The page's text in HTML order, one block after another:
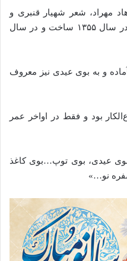
مهراد، شعر شهیار قنبری و
آهنگ و تنظیم اسفندیار منفردزاده در سال ۱۳۵۵ ساخت و در سال
آماده‌ و به بوی عیدی نیز معروف
بود و فقط در اواخر عمر
عیدی، بوی توپ…بوی کاغذ
نو…»